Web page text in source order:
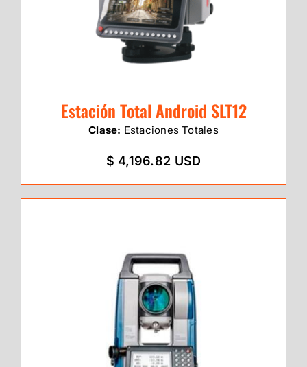
Estación Total Android SLT12
Clase: Estaciones Totales
$ 4,196.82 USD